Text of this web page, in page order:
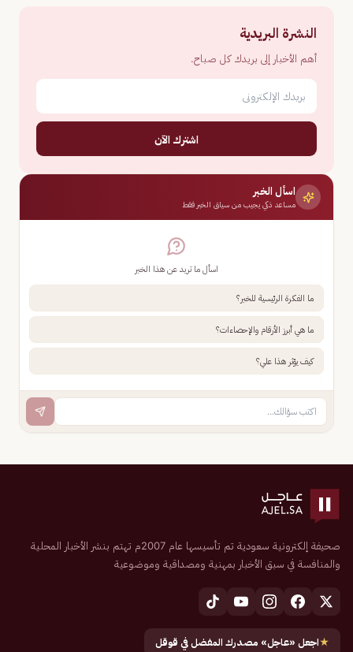
النشرة البريدية
أهم الأخبار إلى بريدك كل صباح.
اشترك الآن
اسأل الخبر
مساعد ذكي يجيب من سياق الخبر فقط
اسأل ما تريد عن هذا الخبر
ما الفكرة الرئيسية للخبر؟
ما هي أبرز الأرقام والإحصاءات؟
كيف يؤثر هذا علي؟
صحيفة إلكترونية سعودية تم تأسيسها عام 2007م تهتم بنشر الأخبار المحلية
والمنافسة في سبق الأخبار بمهنية ومصداقية وموضوعية
★اجعل «عاجل» مصدرك المفضل في قوقل